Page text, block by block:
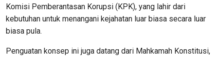
Komisi Pemberantasan Korupsi (KPK), yang lahir dari
kebutuhan untuk menangani kejahatan luar biasa secara luar
biasa pula.
Penguatan konsep ini juga datang dari Mahkamah Konstitusi,